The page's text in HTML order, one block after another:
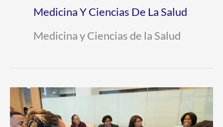
Medicina Y Ciencias De La Salud
Medicina y Ciencias de la Salud
INNTED
2025:
Un